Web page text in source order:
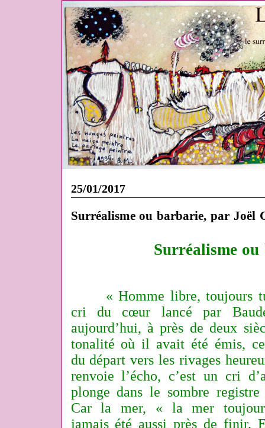
25/01/2017
Surréalisme ou barbarie, par Joël
Surréalisme
« Homme libre, toujours
cri du cœur lancé par
aujourd’hui, à près de deux
tonalité où il avait été émis,
du départ vers les rivages
renvoie l’écho, c’est un cri
plonge dans le sombre
Car la mer, « la mer
jamais été aussi près de finir.